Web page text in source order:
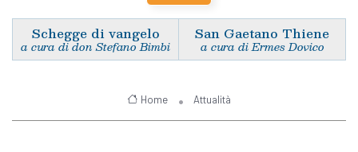
Schegge di vangelo
a cura di don Stefano Bimbi
San Gaetano Thiene
a cura di Ermes Dovico
Home Attualità